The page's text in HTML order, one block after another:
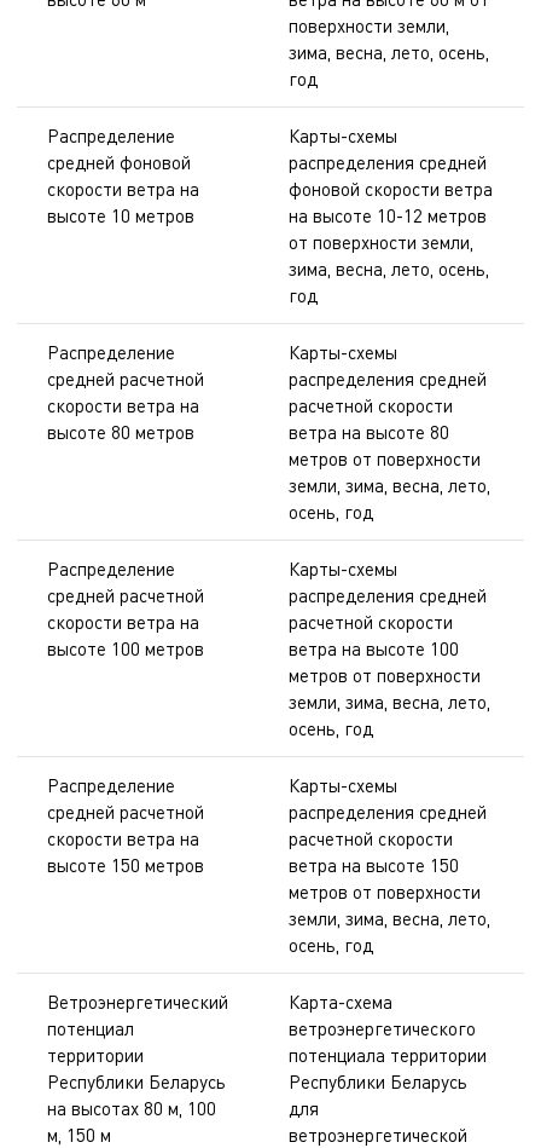
поверхности земли,
зима, весна, лето, осень,
год
Распределение
средней фоновой
скорости ветра на
высоте 10 метров
Карты-схемы
распределения средней
фоновой скорости ветра
на высоте 10-12 метров
от поверхности земли,
зима, весна, лето, осень,
год
Распределение
средней расчетной
скорости ветра на
высоте 80 метров
Карты-схемы
распределения средней
расчетной скорости
ветра на высоте 80
метров от поверхности
земли, зима, весна, лето,
осень, год
Распределение
средней расчетной
скорости ветра на
высоте 100 метров
Карты-схемы
распределения средней
расчетной скорости
ветра на высоте 100
метров от поверхности
земли, зима, весна, лето,
осень, год
Распределение
средней расчетной
скорости ветра на
высоте 150 метров
Карты-схемы
распределения средней
расчетной скорости
ветра на высоте 150
метров от поверхности
земли, зима, весна, лето,
осень, год
Ветроэнергетический
потенциал
территории
Республики Беларусь
на высотах 80 м, 100
м, 150 м
Карта-схема
ветроэнергетического
потенциала территории
Республики Беларусь
для
ветроэнергетической